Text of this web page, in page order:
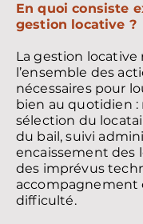
En quoi consiste
gestion locative ?
La gestion locative
l’ensemble des
nécessaires pour
bien au quotidien :
sélection du
du bail, suivi
encaissement des
des imprévus
accompagnement
difficulté.